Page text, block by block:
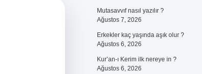
Mutasavvıf nasıl yazılır ?
Ağustos 7, 2026
Erkekler kaç yaşında aşık olur ?
Ağustos 6, 2026
Kur’an-ı Kerim ilk nereye in ?
Ağustos 6, 2026